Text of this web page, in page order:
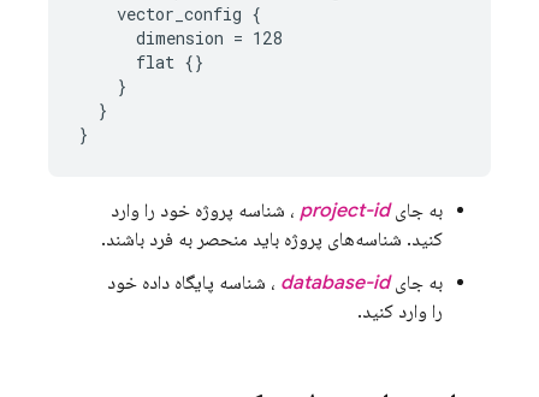
    vector_config {
      dimension = 128
      flat {}
    }
  }
به جایproject-id ، شناسه پروژه خود را وارد
کنید. شناسه‌های پروژه باید منحصر به فرد باشند.
به جایdatabase-id ، شناسه پایگاه داده خود
را وارد کنید.